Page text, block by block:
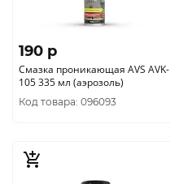
190 p
Смазка проникающая AVS AVK-
105 335 мл (аэрозоль)
Код товара: 096093